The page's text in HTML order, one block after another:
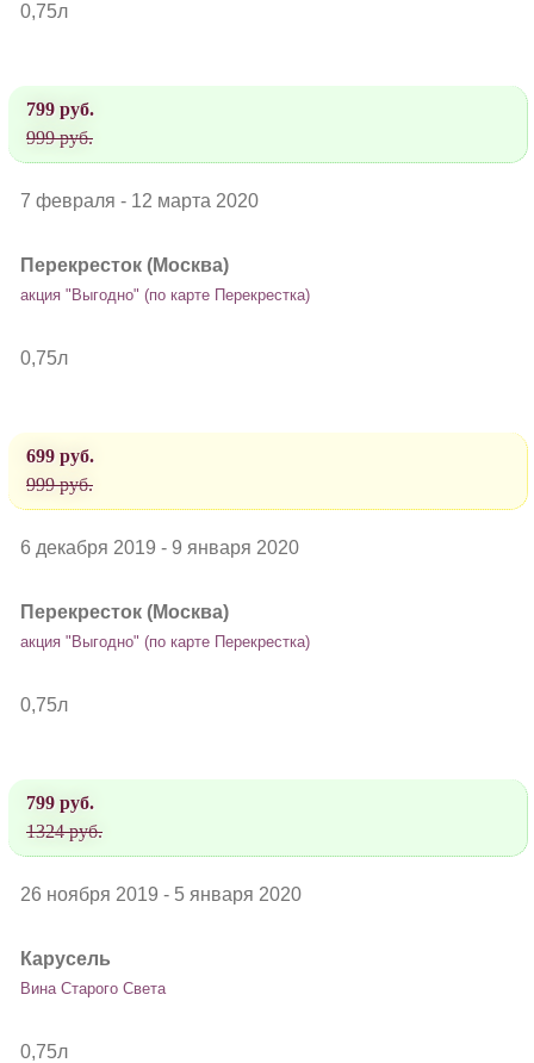
0,75л
799 руб.
999 руб.
7 февраля - 12 марта 2020
Перекресток (Москва)
акция "Выгодно" (по карте Перекрестка)
0,75л
699 руб.
999 руб.
6 декабря 2019 - 9 января 2020
Перекресток (Москва)
акция "Выгодно" (по карте Перекрестка)
0,75л
799 руб.
1324 руб.
26 ноября 2019 - 5 января 2020
Карусель
Вина Старого Света
0,75л